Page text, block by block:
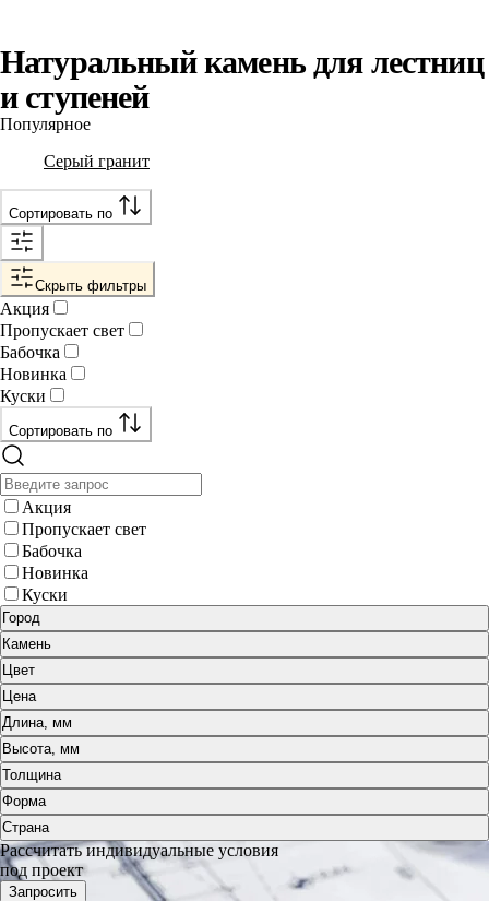
Натуральный камень для лестниц
и ступеней
Популярное
Серый гранит
Сортировать по
Скрыть фильтры
Акция
Пропускает свет
Бабочка
Новинка
Куски
Сортировать по
Акция
Пропускает свет
Бабочка
Новинка
Куски
Город
Камень
Цвет
Цена
Длина, мм
Высота, мм
Толщина
Форма
Страна
Рассчитать индивидуальные условия
под проект
Запросить